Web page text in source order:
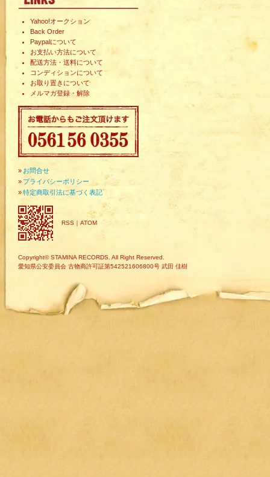
Yahoo!オークション
Back Order
Paypalについて
お支払い方法について
配送方法・送料について
コンディションについて
お取り置きについて
メルマガ登録・解除
» お問合せ
» プライバシーポリシー
»特定商取引法に基づく表記
RSS ｜ ATOM
Copyright© STAMINA RECORDS. All Right Reserved.
愛知県公安委員会 古物商許可証第542521606800号 武田 佳樹